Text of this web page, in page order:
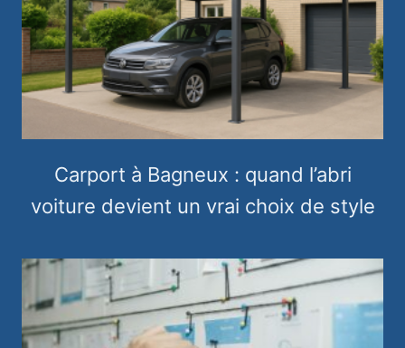
Carport à Bagneux : quand l’abri
voiture devient un vrai choix de style